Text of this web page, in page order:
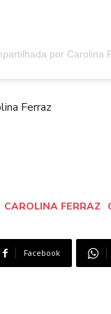
por Carolina
Ferraz
CAROLINA FERRAZ
Facebook